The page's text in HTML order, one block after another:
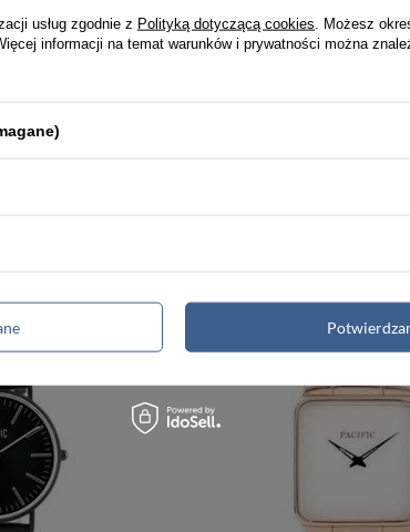
usług zgodnie z Polityką dotyczącą cookies . Możesz
informacji na temat warunków i prywatności można